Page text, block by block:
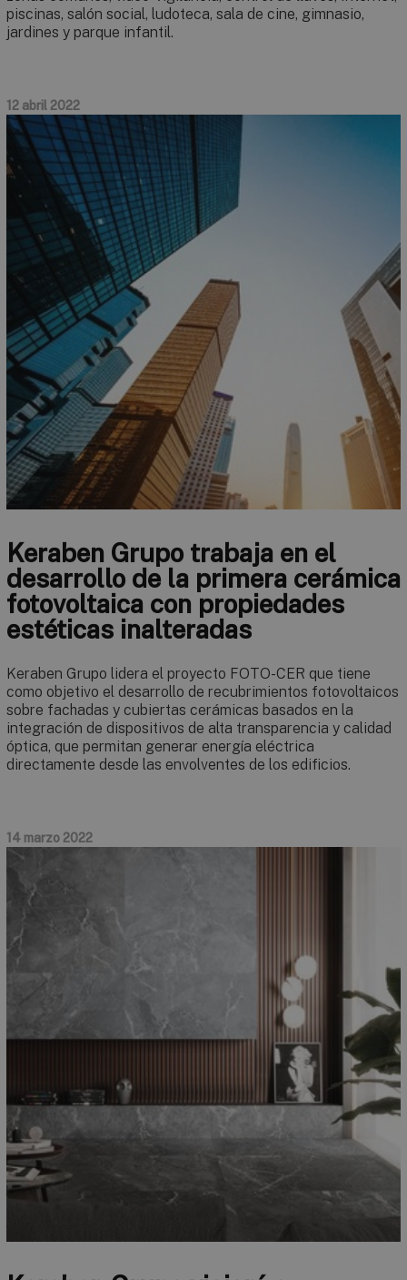
piscinas, salón social, ludoteca, sala de cine, gimnasio,
jardines y parque infantil.
12 abril 2022
Keraben Grupo trabaja en el
desarrollo de la primera cerámica
fotovoltaica con propiedades
estéticas inalteradas
Keraben Grupo lidera el proyecto FOTO-CER que tiene
como objetivo el desarrollo de recubrimientos fotovoltaicos
sobre fachadas y cubiertas cerámicas basados en la
integración de dispositivos de alta transparencia y calidad
óptica, que permitan generar energía eléctrica
directamente desde las envolventes de los edificios.
14 marzo 2022